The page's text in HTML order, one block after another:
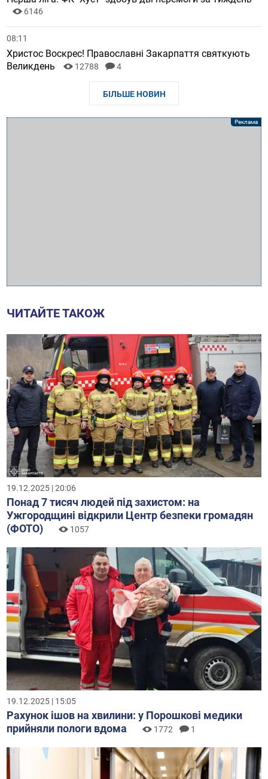
6146
08:11
Христос Воскрес! Православні Закарпаття святкують
Великдень
12788 4
БІЛЬШЕ НОВИН
ЧИТАЙТЕ ТАКОЖ
19.12.2025 | 20:06
Понад 7 тисяч людей під захистом: на
Ужгородщині відкрили Центр безпеки громадян
(ФОТО)
1057
19.12.2025 | 15:05
Рахунок ішов на хвилини: у Порошкові медики
прийняли пологи вдома
1772 1